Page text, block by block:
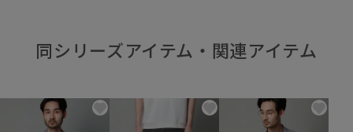
同シリーズアイテム・関連アイテム